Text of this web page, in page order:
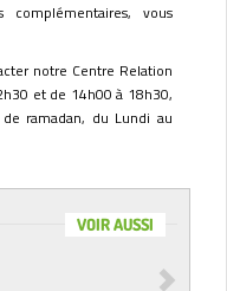
complémentaires, vous
notre Centre Relation
et de 14h00 à 18h30,
ramadan, du Lundi au
VOIR AUSSI